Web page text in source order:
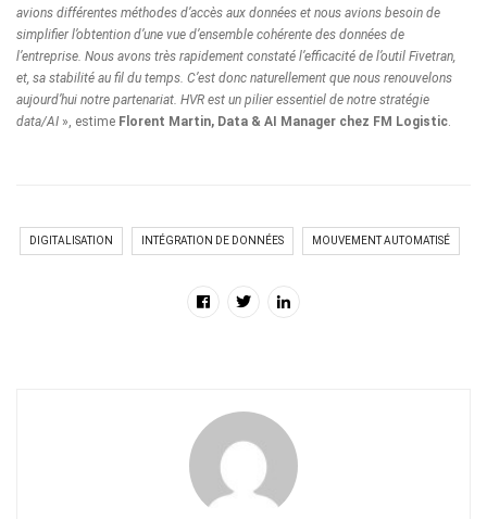
avions différentes méthodes d’accès aux données et nous avions besoin de
simplifier l’obtention d’une vue d’ensemble cohérente des données de
l’entreprise. Nous avons très rapidement constaté l’efficacité de l’outil Fivetran,
et, sa stabilité au fil du temps. C’est donc naturellement que nous renouvelons
aujourd’hui notre partenariat. HVR est un pilier essentiel de notre stratégie
data/AI », estime Florent Martin, Data & AI Manager chez FM Logistic
DIGITALISATION INTÉGRATION DE DONNÉES MOUVEMENT AUTOMATISÉ